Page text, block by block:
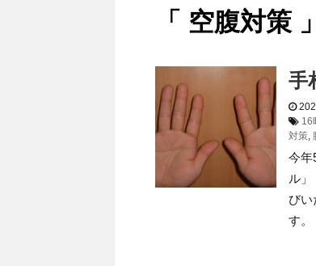
「 空腹対策
手
16
対策,
今年
ル
びい
す。